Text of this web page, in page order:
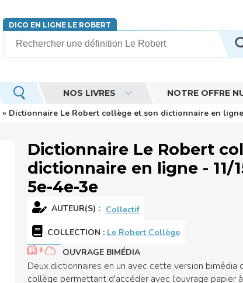
DICO EN LIGNE LE ROBERT
NOS LIVRES NOTRE OFFRE
» Dictionnaire Le Robert collège et son dictionnaire en
Dictionnaire Le Robert
dictionnaire en ligne - 11/
5e-4e-3e
AUTEUR(S) : Collectif
COLLECTION : Le Robert Collège
OUVRAGE BIMÉDIA
Deux dictionnaires en un avec cette version bimédia
collège permettant d'accéder avec l'ouvrage papier